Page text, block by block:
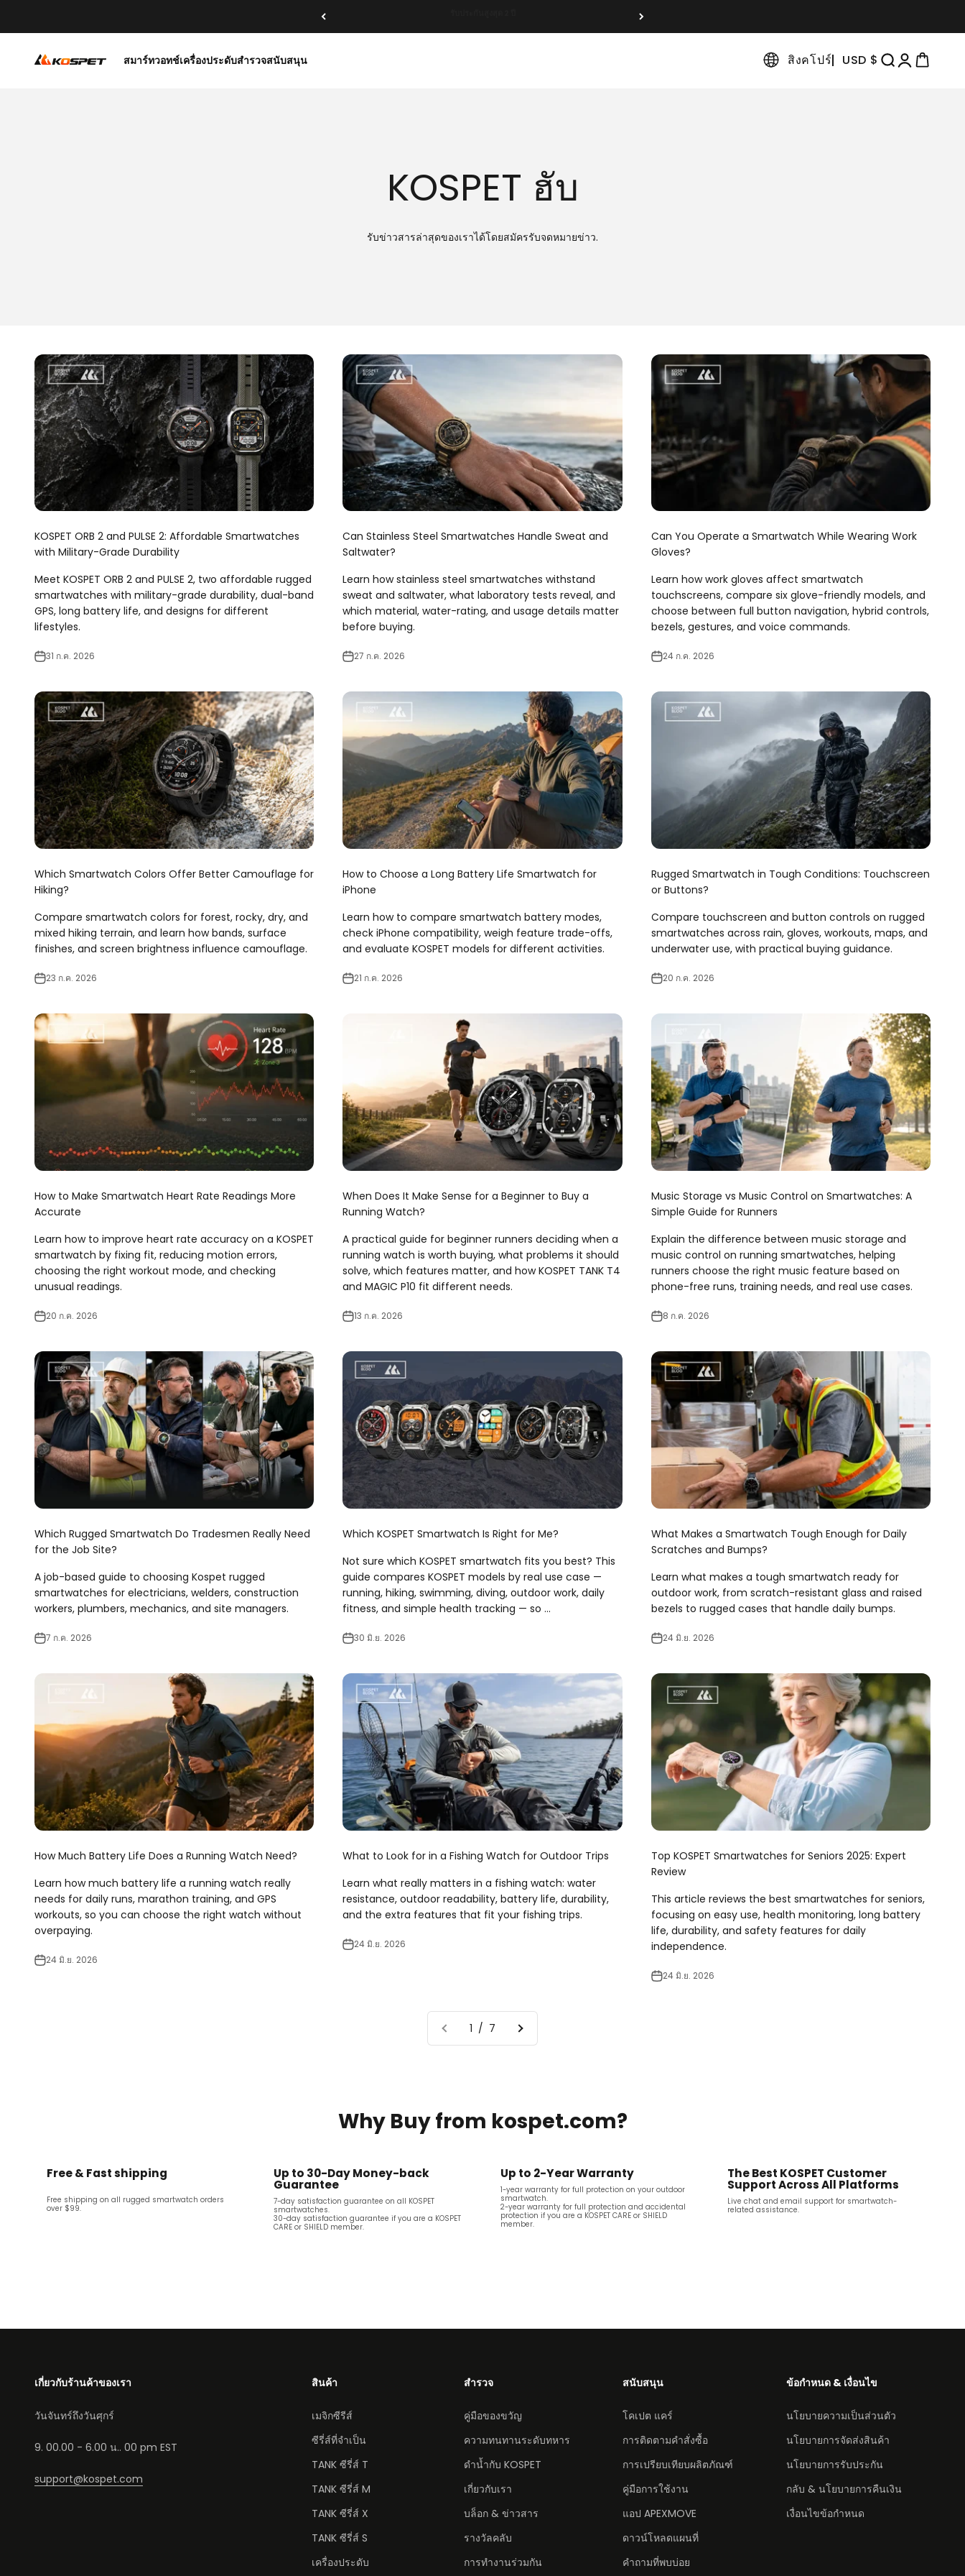
สมาร์ทวอทช์เครื่องประดับสำรวจสนับสนุน
KOSPET Smartwatch Online Shop สิงคโปร์ USD $ เปิดการค้นหา
เปิดหน้าบัญชี
เปิดรถเข็น
KOSPET ฮับ
รับข่าวสารล่าสุดของเราได้โดยสมัครรับจดหมายข่าว.
KOSPET ORB 2 and PULSE 2: Affordable Smartwatches
with Military-Grade Durability
Meet KOSPET ORB 2 and PULSE 2, two affordable rugged
smartwatches with military-grade durability, dual-band
GPS, long battery life, and designs for different
lifestyles.
31 ก.ค. 2026
Can Stainless Steel Smartwatches Handle Sweat and
Saltwater?
Learn how stainless steel smartwatches withstand
sweat and saltwater, what laboratory tests reveal, and
which material, water-rating, and usage details matter
before buying.
27 ก.ค. 2026
Can You Operate a Smartwatch While Wearing Work
Gloves?
Learn how work gloves affect smartwatch
touchscreens, compare six glove-friendly models, and
choose between full button navigation, hybrid controls,
bezels, gestures, and voice commands.
24 ก.ค. 2026
Which Smartwatch Colors Offer Better Camouflage for
Hiking?
Compare smartwatch colors for forest, rocky, dry, and
mixed hiking terrain, and learn how bands, surface
finishes, and screen brightness influence camouflage.
23 ก.ค. 2026
How to Choose a Long Battery Life Smartwatch for
iPhone
Learn how to compare smartwatch battery modes,
check iPhone compatibility, weigh feature trade-offs,
and evaluate KOSPET models for different activities.
21 ก.ค. 2026
Rugged Smartwatch in Tough Conditions: Touchscreen
or Buttons?
Compare touchscreen and button controls on rugged
smartwatches across rain, gloves, workouts, maps, and
underwater use, with practical buying guidance.
20 ก.ค. 2026
How to Make Smartwatch Heart Rate Readings More
Accurate
Learn how to improve heart rate accuracy on a KOSPET
smartwatch by fixing fit, reducing motion errors,
choosing the right workout mode, and checking
unusual readings.
20 ก.ค. 2026
When Does It Make Sense for a Beginner to Buy a
Running Watch?
A practical guide for beginner runners deciding when a
running watch is worth buying, what problems it should
solve, which features matter, and how KOSPET TANK T4
and MAGIC P10 fit different needs.
13 ก.ค. 2026
Music Storage vs Music Control on Smartwatches: A
Simple Guide for Runners
Explain the difference between music storage and
music control on running smartwatches, helping
runners choose the right music feature based on
phone-free runs, training needs, and real use cases.
8 ก.ค. 2026
Which Rugged Smartwatch Do Tradesmen Really Need
for the Job Site?
A job-based guide to choosing Kospet rugged
smartwatches for electricians, welders, construction
workers, plumbers, mechanics, and site managers.
7 ก.ค. 2026
Which KOSPET Smartwatch Is Right for Me?
Not sure which KOSPET smartwatch fits you best? This
guide compares KOSPET models by real use case —
running, hiking, swimming, diving, outdoor work, daily
fitness, and simple health tracking — so ...
30 มิ.ย. 2026
What Makes a Smartwatch Tough Enough for Daily
Scratches and Bumps?
Learn what makes a tough smartwatch ready for
outdoor work, from scratch-resistant glass and raised
bezels to rugged cases that handle daily bumps.
24 มิ.ย. 2026
How Much Battery Life Does a Running Watch Need?
Learn how much battery life a running watch really
needs for daily runs, marathon training, and GPS
workouts, so you can choose the right watch without
overpaying.
24 มิ.ย. 2026
What to Look for in a Fishing Watch for Outdoor Trips
Learn what really matters in a fishing watch: water
resistance, outdoor readability, battery life, durability,
and the extra features that fit your fishing trips.
24 มิ.ย. 2026
Top KOSPET Smartwatches for Seniors 2025: Expert
Review
This article reviews the best smartwatches for seniors,
focusing on easy use, health monitoring, long battery
life, durability, and safety features for daily
independence.
24 มิ.ย. 2026
1 / 7
Why Buy from kospet.com?
Free & Fast shipping
Free shipping on all rugged smartwatch orders
over $99.
Up to 30-Day Money-back
Guarantee
7-day satisfaction guarantee on all KOSPET
smartwatches.
30-day satisfaction guarantee if you are a KOSPET
CARE or SHIELD member.
Up to 2-Year Warranty
1-year warranty for full protection on your outdoor
smartwatch.
2-year warranty for full protection and accidental
protection if you are a KOSPET CARE or SHIELD
member.
The Best KOSPET Customer
Support Across All Platforms
Live chat and email support for smartwatch-
related assistance.
เกี่ยวกับร้านค้าของเรา
วันจันทร์ถึงวันศุกร์
9. 00.00 - 6.00 น.. 00 pm EST
support@kospet.com
สินค้า
เมจิกซีรีส์
ซีรี่ส์ที่จำเป็น
TANKซีรี่ส์ T
TANKซีรี่ส์ M
TANKซีรี่ส์ X
TANKซีรี่ส์ S
เครื่องประดับ
สำรวจ
คู่มือของขวัญ
ความทนทานระดับทหาร
ดำน้ำกับ KOSPET
เกี่ยวกับเรา
บล็อก & ข่าวสาร
รางวัลคลับ
การทำงานร่วมกัน
สนับสนุน
โคเปต แคร์
การติดตามคำสั่งซื้อ
การเปรียบเทียบผลิตภัณฑ์
คู่มือการใช้งาน
แอป APEXMOVE
ดาวน์โหลดแผนที่
คำถามที่พบบ่อย
ข้อกำหนด & เงื่อนไข
นโยบายความเป็นส่วนตัว
นโยบายการจัดส่งสินค้า
นโยบายการรับประกัน
กลับ & นโยบายการคืนเงิน
เงื่อนไขข้อกำหนด